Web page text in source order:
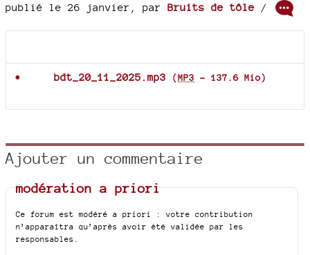
publié le 26 janvier par Bruits de tôle /
bdt_20_11_2025.mp3 (MP3 - 137.6 Mio)
Ajouter un commentaire
modération a priori
Ce forum est modéré a priori : votre contribution
n’apparaîtra qu’après avoir été validée par les
responsables.